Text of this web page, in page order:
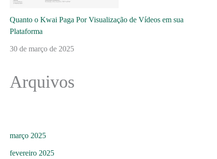
Quanto o Kwai Paga Por Visualização de Vídeos em sua
Plataforma
30 de março de 2025
Arquivos
março 2025
fevereiro 2025